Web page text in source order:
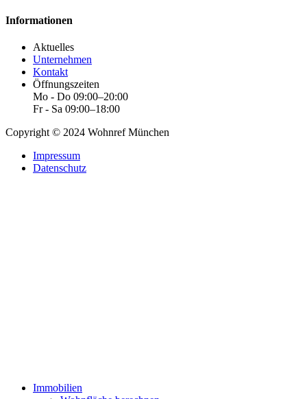
Informationen
Aktuelles
Unternehmen
Kontakt
Öffnungszeiten
Mo - Do 09:00–20:00
Fr - Sa 09:00–18:00
Copyright © 2024 Wohnref München
Impressum
Datenschutz
Immobilien